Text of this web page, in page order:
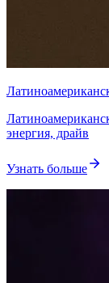
энергия, драйв
Узнать больше